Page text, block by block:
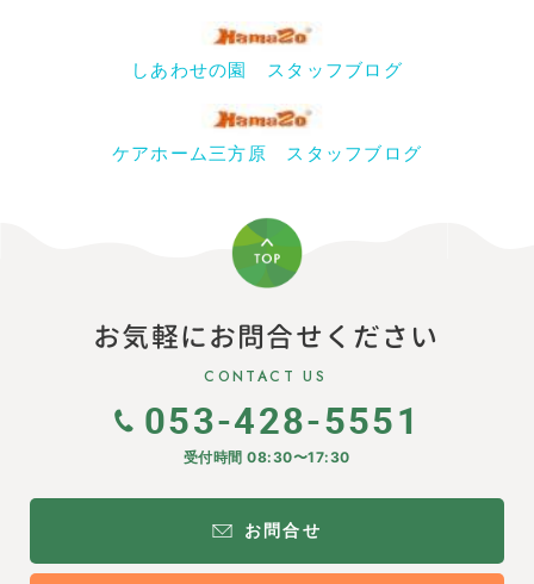
しあわせの園 スタッフブログ
ケアホーム三方原 スタッフブログ
お気軽にお問合せください
CONTACT US
053-428-5551
受付時間 08:30〜17:30
お問合せ